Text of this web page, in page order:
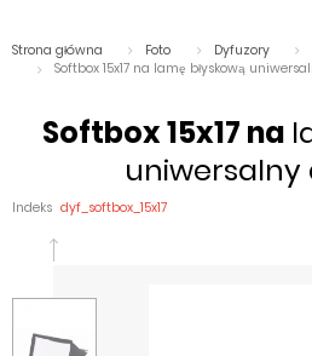
Strona główna Foto Dyfuzory
Softbox 15x17 na lamę błyskową
Softbox 15x17 na
uniwersalny
Indeks dyf_softbox_15x17